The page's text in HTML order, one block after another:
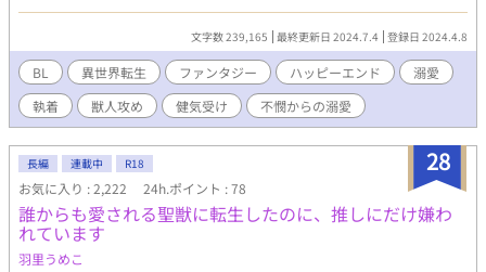
は注意書きを改めて入れます～ 9/2 表紙のイラストはNEOZONE
様に描いていただきました！ 魔王（エリーアス）と勇者（クル
ト）と侍従長（イオール）です！ 美麗イラストめちゃくちゃ嬉
しいです！！ 12/1 fujossyの「第三回 fujossy小説大賞」に参加
します！ 修正更新していきますのでよろしくー
https://fujossy.jp/books/25823
れるのを待つだけの日々。そんなある日、アロイヴの部屋に一匹
の黒い小さな獣が飛び込んでくる。 アロイヴが〈紫紺〉と名付け
た獣との出会いから、事態は思わぬほうへと転がっていって
――。 魔王の生贄とはなんなのか。 アロイヴがこの世界に転生し
た理由とは。 教会はいったい何を企んでいるのか。 紫紺の正体と
は。 さまざまな謎に振り回されながら、一人と一匹が幸せを掴む
までのお話です。 小さな黒狐（人化あり）×魔王の生贄。 《執着
溺愛攻め》×《健気不憫受け》 攻めは最初小さい獣ですが、将来
的に受けより大きくなります。 不憫な展開もありますが、最終的
には溺愛執着ハッピーエンドです。
文字数 239,165 最終更新日 2024.7.4 登録日 2024.4.8
BL 異世界転生 ファンタジー ハッピーエンド
溺愛
執着
獣人攻め 健気受け 不憫からの溺愛
28
長編 連載中 R18
お気に入り : 2,222 24h.ポイント : 78
誰からも愛される聖獣に転生したのに、推しにだけ嫌わ
れています
羽里うめこ